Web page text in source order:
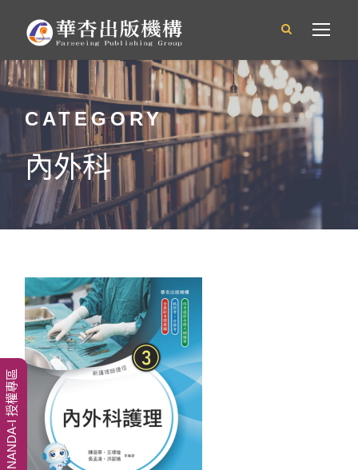
CATEGORY
內外科
NANDA-I 授權專區